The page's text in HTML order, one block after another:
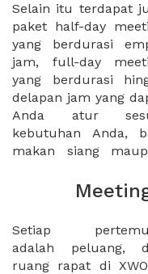
Selain itu terdapat
paket half-day
yang berdurasi
jam, full-day
yang berdurasi
delapan jam yang
Anda atur
kebutuhan Anda,
makan siang
budget Anda,
dibawah 100 ribuan
Anda dapat
paket meeting
berkualitas di
berbintang
Setiap
adalah peluang,
ruang rapat di
lancar. apakah
memerlukan
pertemuan kecil